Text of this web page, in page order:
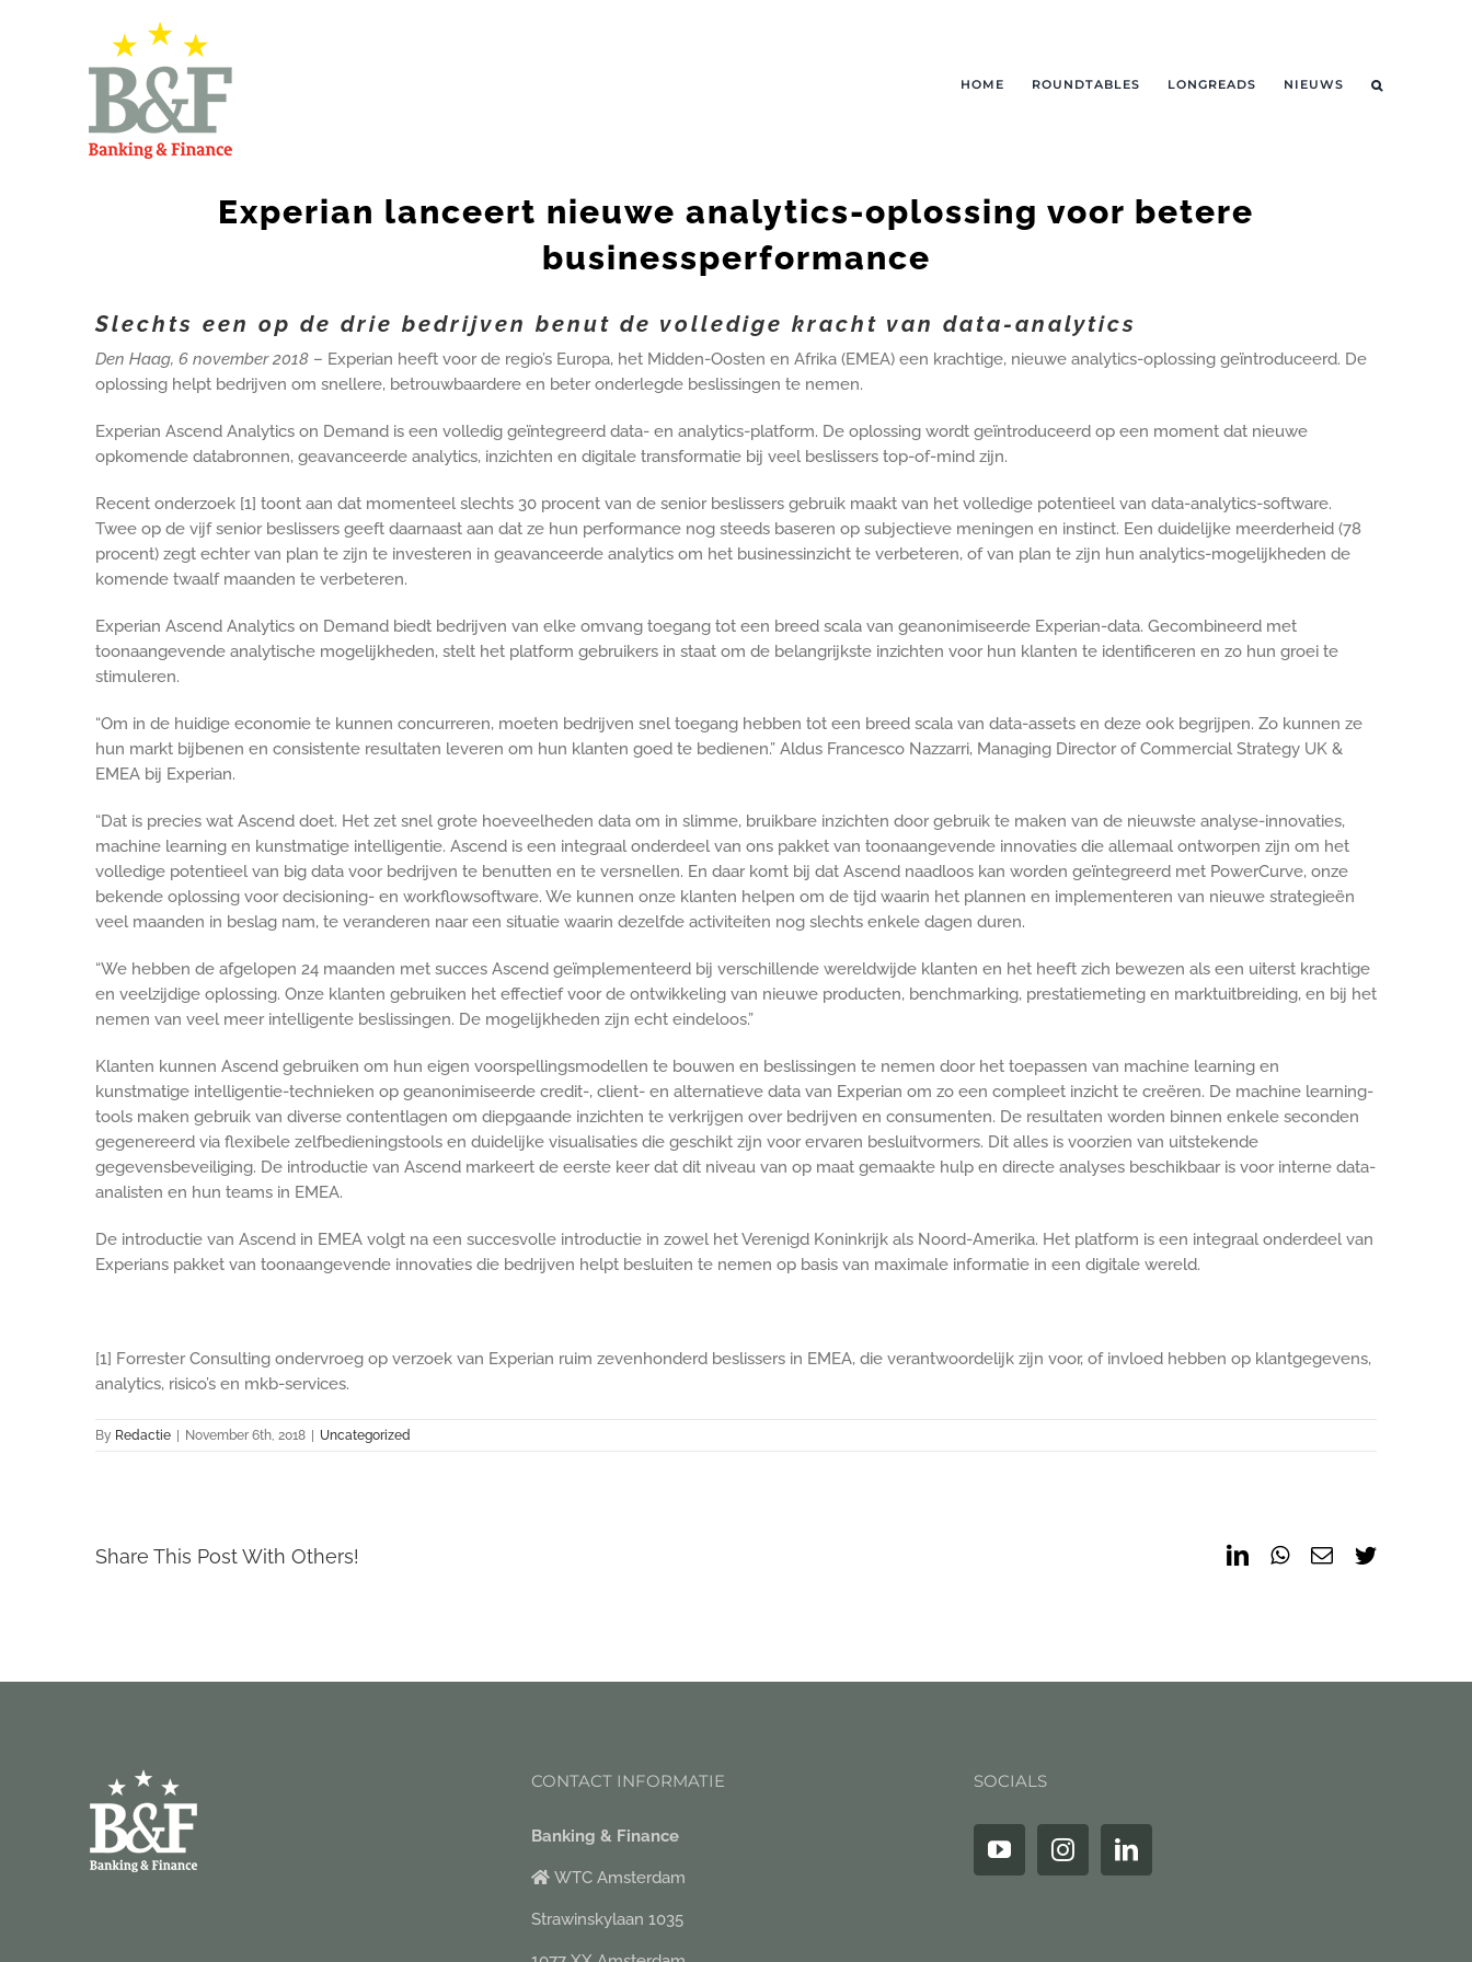
HOME ROUNDTABLES LONGREADS NIEUWS
Experian lanceert nieuwe analytics-oplossing voor betere
businessperformance
Slechts een op de drie bedrijven benut de volledige kracht van data-analytics
Den Haag, 6 november 2018 – Experian heeft voor de regio’s Europa, het Midden-Oosten en Afrika (EMEA) een krachtige, nieuwe analytics-oplossing geïntroduceerd. De
oplossing helpt bedrijven om snellere, betrouwbaardere en beter onderlegde beslissingen te nemen.
Experian Ascend Analytics on Demand is een volledig geïntegreerd data- en analytics-platform. De oplossing wordt geïntroduceerd op een moment dat nieuwe
opkomende databronnen, geavanceerde analytics, inzichten en digitale transformatie bij veel beslissers top-of-mind zijn.
Recent onderzoek [1] toont aan dat momenteel slechts 30 procent van de senior beslissers gebruik maakt van het volledige potentieel van data-analytics-software.
Twee op de vijf senior beslissers geeft daarnaast aan dat ze hun performance nog steeds baseren op subjectieve meningen en instinct. Een duidelijke meerderheid (78
procent) zegt echter van plan te zijn te investeren in geavanceerde analytics om het businessinzicht te verbeteren, of van plan te zijn hun analytics-mogelijkheden de
komende twaalf maanden te verbeteren.
Experian Ascend Analytics on Demand biedt bedrijven van elke omvang toegang tot een breed scala van geanonimiseerde Experian-data. Gecombineerd met
toonaangevende analytische mogelijkheden, stelt het platform gebruikers in staat om de belangrijkste inzichten voor hun klanten te identificeren en zo hun groei te
stimuleren.
“Om in de huidige economie te kunnen concurreren, moeten bedrijven snel toegang hebben tot een breed scala van data-assets en deze ook begrijpen. Zo kunnen ze
hun markt bijbenen en consistente resultaten leveren om hun klanten goed te bedienen.” Aldus Francesco Nazzarri, Managing Director of Commercial Strategy UK &
EMEA bij Experian.
“Dat is precies wat Ascend doet. Het zet snel grote hoeveelheden data om in slimme, bruikbare inzichten door gebruik te maken van de nieuwste analyse-innovaties,
machine learning en kunstmatige intelligentie. Ascend is een integraal onderdeel van ons pakket van toonaangevende innovaties die allemaal ontworpen zijn om het
volledige potentieel van big data voor bedrijven te benutten en te versnellen. En daar komt bij dat Ascend naadloos kan worden geïntegreerd met PowerCurve, onze
bekende oplossing voor decisioning- en workflowsoftware. We kunnen onze klanten helpen om de tijd waarin het plannen en implementeren van nieuwe strategieën
veel maanden in beslag nam, te veranderen naar een situatie waarin dezelfde activiteiten nog slechts enkele dagen duren.
“We hebben de afgelopen 24 maanden met succes Ascend geïmplementeerd bij verschillende wereldwijde klanten en het heeft zich bewezen als een uiterst krachtige
en veelzijdige oplossing. Onze klanten gebruiken het effectief voor de ontwikkeling van nieuwe producten, benchmarking, prestatiemeting en marktuitbreiding, en bij het
nemen van veel meer intelligente beslissingen. De mogelijkheden zijn echt eindeloos.”
Klanten kunnen Ascend gebruiken om hun eigen voorspellingsmodellen te bouwen en beslissingen te nemen door het toepassen van machine learning en
kunstmatige intelligentie-technieken op geanonimiseerde credit-, client- en alternatieve data van Experian om zo een compleet inzicht te creëren. De machine learning-
tools maken gebruik van diverse contentlagen om diepgaande inzichten te verkrijgen over bedrijven en consumenten. De resultaten worden binnen enkele seconden
gegenereerd via flexibele zelfbedieningstools en duidelijke visualisaties die geschikt zijn voor ervaren besluitvormers. Dit alles is voorzien van uitstekende
gegevensbeveiliging. De introductie van Ascend markeert de eerste keer dat dit niveau van op maat gemaakte hulp en directe analyses beschikbaar is voor interne data-
analisten en hun teams in EMEA.
De introductie van Ascend in EMEA volgt na een succesvolle introductie in zowel het Verenigd Koninkrijk als Noord-Amerika. Het platform is een integraal onderdeel van
Experians pakket van toonaangevende innovaties die bedrijven helpt besluiten te nemen op basis van maximale informatie in een digitale wereld.
[1] Forrester Consulting ondervroeg op verzoek van Experian ruim zevenhonderd beslissers in EMEA, die verantwoordelijk zijn voor, of invloed hebben op klantgegevens,
analytics, risico’s en mkb-services.
By Redactie November 6th, 2018 Uncategorized
Share This Post With Others! LinkedInWhatsApp
EmailTwitter
CONTACT INFORMATIE
Banking & Finance
WTC Amsterdam
Strawinskylaan 1035
SOCIALS